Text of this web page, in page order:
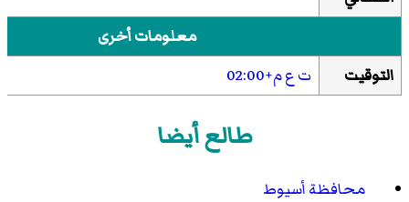
معلومات أخرى
التوقيت
ت ع م+02:00
طالع أيضا
محافظة أسيوط